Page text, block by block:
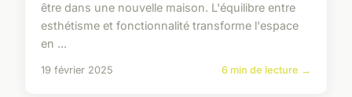
être dans une nouvelle maison. L'équilibre entre
esthétisme et fonctionnalité transforme l'espace
en ...
19 février 2025 6 min de lecture →